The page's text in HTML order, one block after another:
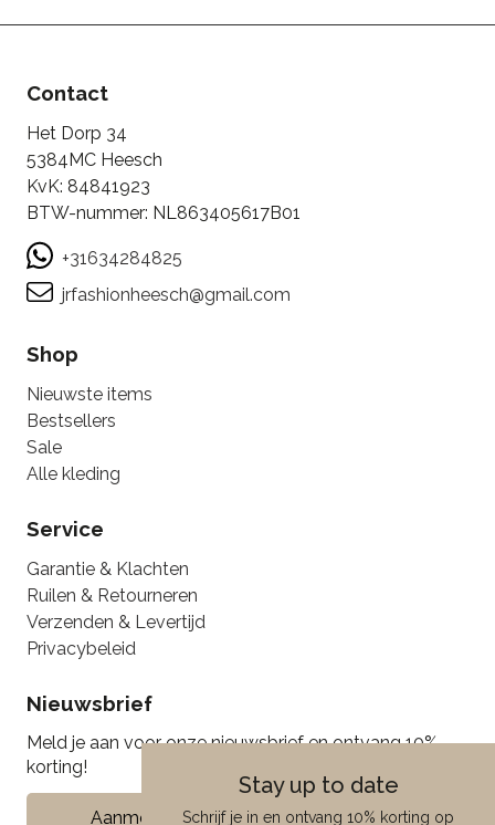
Stay up to date
Schrijf je in en ontvang 10% korting op
Contact
Het Dorp 34
5384MC Heesch
KvK: 84841923
BTW-nummer: NL863405617B01
+31634284825
jrfashionheesch@gmail.com
Shop
Nieuwste items
Bestsellers
Sale
Alle kleding
Service
Garantie & Klachten
Ruilen & Retourneren
Verzenden & Levertijd
Privacybeleid
Nieuwsbrief
Meld je aan voor onze nieuwsbrief en ontvang 10%
korting!
Aanmelden